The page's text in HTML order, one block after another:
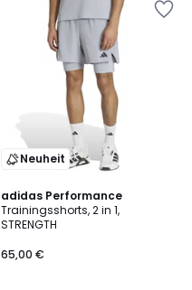
Neuheit
adidas Performance
Trainingsshorts, 2 in 1,
STRENGTH
65,00 €